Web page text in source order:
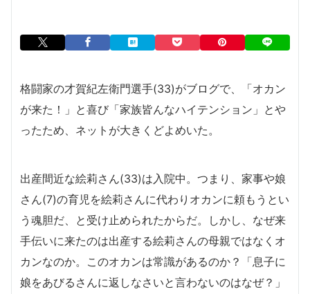
格闘家の才賀紀左衛門選手(33)がブログで、「オカン
が来た！」と喜び「家族皆んなハイテンション」とや
ったため、ネットが大きくどよめいた。
出産間近な絵莉さん(33)は入院中。つまり、家事や娘
さん(7)の育児を絵莉さんに代わりオカンに頼もうとい
う魂胆だ、と受け止められたからだ。しかし、なぜ来
手伝いに来たのは出産する絵莉さんの母親ではなくオ
カンなのか。このオカンは常識があるのか？「息子に
娘をあびるさんに返しなさいと言わないのはなぜ？」